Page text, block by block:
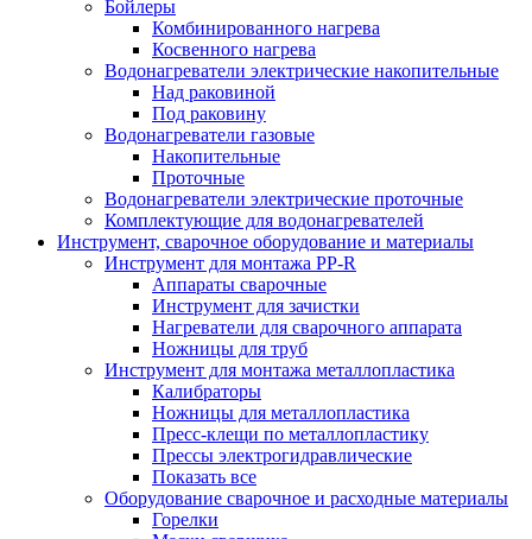
Бойлеры
Комбинированного нагрева
Косвенного нагрева
Водонагреватели электрические накопительные
Над раковиной
Под раковину
Водонагреватели газовые
Накопительные
Проточные
Водонагреватели электрические проточные
Комплектующие для водонагревателей
Инструмент, сварочное оборудование и материалы
Инструмент для монтажа PP-R
Аппараты сварочные
Инструмент для зачистки
Нагреватели для сварочного аппарата
Ножницы для труб
Инструмент для монтажа металлопластика
Калибраторы
Ножницы для металлопластика
Пресс-клещи по металлопластику
Прессы электрогидравлические
Показать все
Оборудование сварочное и расходные материалы
Горелки